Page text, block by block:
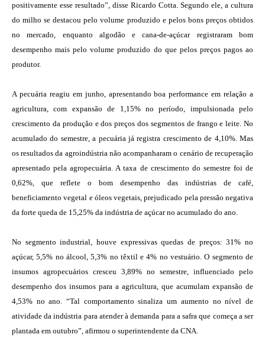
positivamente esse resultado”, disse Ricardo Cotta. Segundo ele, a cultura
do milho se destacou pelo volume produzido e pelos bons preços obtidos
no mercado, enquanto algodão e cana-de-açúcar registraram bom
desempenho mais pelo volume produzido do que pelos preços pagos ao
produtor.
A pecuária reagiu em junho, apresentando boa performance em relação a
agricultura, com expansão de 1,15% no período, impulsionada pelo
crescimento da produção e dos preços dos segmentos de frango e leite. No
acumulado do semestre, a pecuária já registra crescimento de 4,10%. Mas
os resultados da agroindústria não acompanharam o cenário de recuperação
apresentado pela agropecuária. A taxa de crescimento do semestre foi de
0,62%, que reflete o bom desempenho das indústrias de café,
beneficiamento vegetal e óleos vegetais, prejudicado pela pressão negativa
da forte queda de 15,25% da indústria de açúcar no acumulado do ano.
No segmento industrial, houve expressivas quedas de preços: 31% no
açúcar, 5,5% no álcool, 5,3% no têxtil e 4% no vestuário. O segmento de
insumos agropecuários cresceu 3,89% no semestre, influenciado pelo
desempenho dos insumos para a agricultura, que acumulam expansão de
4,53% no ano. “Tal comportamento sinaliza um aumento no nível de
atividade da indústria para atender à demanda para a safra que começa a ser
plantada em outubro”, afirmou o superintendente da CNA.